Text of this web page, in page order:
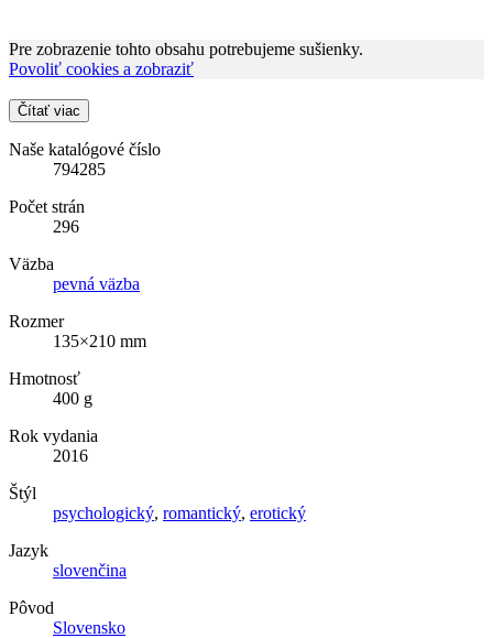
Pre zobrazenie tohto obsahu potrebujeme sušienky.
Povoliť cookies a zobraziť
Čítať viac
Naše katalógové číslo
794285
Počet strán
296
Väzba
pevná väzba
Rozmer
135×210 mm
Hmotnosť
400 g
Rok vydania
2016
Štýl
psychologický, romantický, erotický
Jazyk
slovenčina
Pôvod
Slovensko